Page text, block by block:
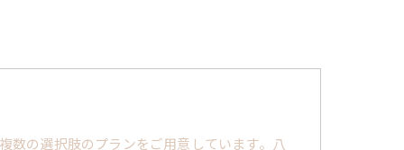
数の選択肢のプランをご用意しています。八